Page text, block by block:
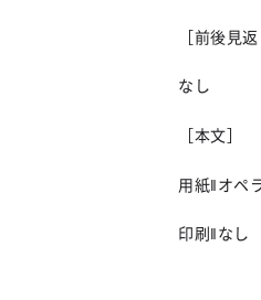
［前後見返
なし
［本文］
用紙‖オペ
印刷‖なし